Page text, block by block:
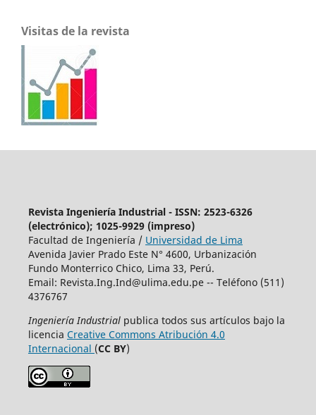
Visitas de la revista
Revista Ingeniería Industrial - ISSN: 2523-6326
(electrónico); 1025-9929 (impreso)
Facultad de Ingeniería / Universidad de Lima
Avenida Javier Prado Este N° 4600, Urbanización
Fundo Monterrico Chico, Lima 33, Perú.
Email: Revista.Ing.Ind@ulima.edu.pe-- Teléfono (511)
4376767
Ingeniería Industrial publica todos sus artículos bajo la
licencia Creative Commons Atribución 4.0
Internacional (CC BY)